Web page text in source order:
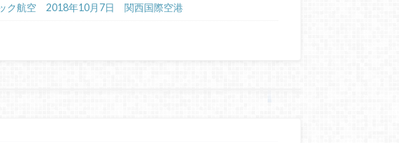
ク航空 2018年10月7日 関西国際空港